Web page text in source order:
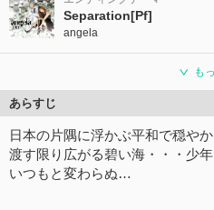
Separation[Pf]
angela
も
あらすじ
日本の片隅に浮かぶ平和で穏や
渡す限り広がる碧い海・・・少
いつもと変わらぬ…